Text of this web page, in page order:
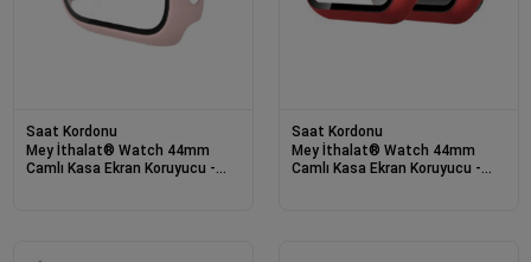
Saat Kordonu
Mey İthalat® Watch 44mm
Camlı Kasa Ekran Koruyucu -
Saat Kordonu
Mey İthalat® Watch 44mm
Camlı Kasa Ekran Koruyucu -